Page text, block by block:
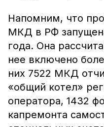
Напомним, что
МКД в РФ
года. Она
нее включено
них 7522 МКД
«общий котел»
оператора, 1432
капремонта